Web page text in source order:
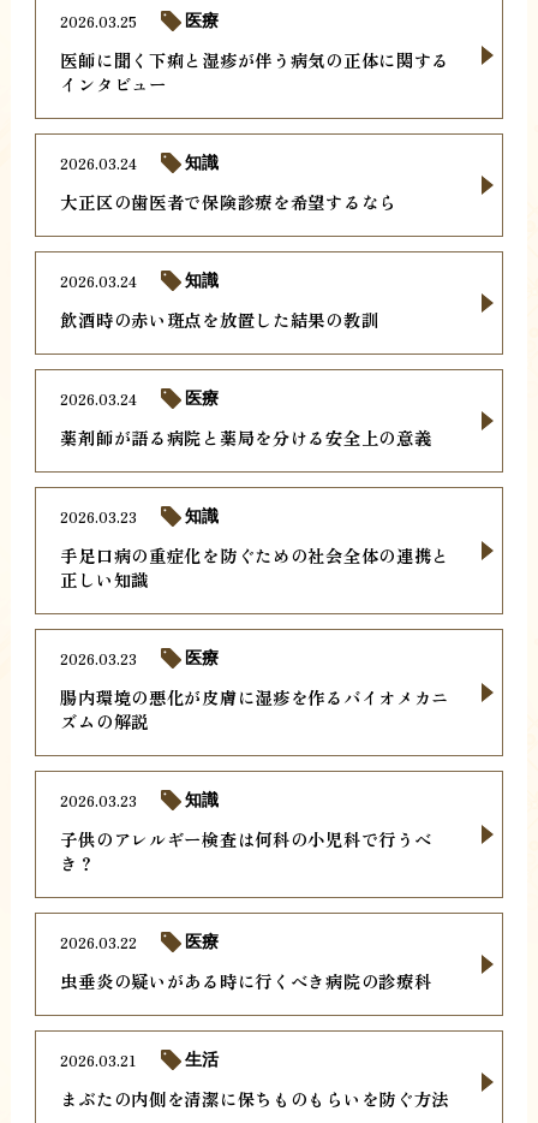
医師に聞く下痢と湿疹が伴う病気の正体に関する
インタビュー
2026.03.25 医療
大正区の歯医者で保険診療を希望するなら
2026.03.24 知識
飲酒時の赤い斑点を放置した結果の教訓
2026.03.24 知識
薬剤師が語る病院と薬局を分ける安全上の意義
2026.03.24 医療
手足口病の重症化を防ぐための社会全体の連携と
正しい知識
2026.03.23 知識
腸内環境の悪化が皮膚に湿疹を作るバイオメカニ
ズムの解説
2026.03.23 医療
子供のアレルギー検査は何科の小児科で行うべ
き？
2026.03.23 知識
虫垂炎の疑いがある時に行くべき病院の診療科
2026.03.22 医療
まぶたの内側を清潔に保ちものもらいを防ぐ方法
2026.03.21 生活